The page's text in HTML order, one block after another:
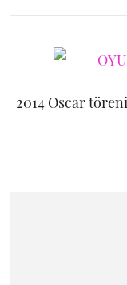
2014 Oscar